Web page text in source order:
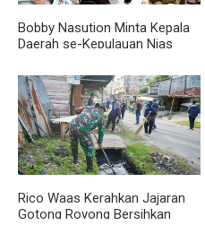
Bobby Nasution Minta Kepala
Daerah se-Kepulauan Nias
Rico Waas Kerahkan Jajaran
Gotong Royong Bersihkan